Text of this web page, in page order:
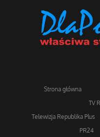
Strona główna
TV
Telewizja Republika Plus
PR24